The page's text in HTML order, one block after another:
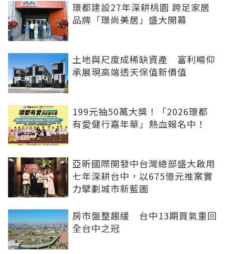
璟都建設27年深耕桃園 跨足家居
品牌「璟尚美居」盛大開幕
土地與尺度成稀缺資產 富利暘仰
承展現高端透天保值新價值
199元抽50萬大獎！「2026璟都
有愛健行嘉年華」熱血報名中！
亞昕國際開發中台灣總部盛大啟用
七年深耕台中，以675億元推案實
力擘劃城市新藍圖
房市盤整趨緩 台中13期買氣重回
全台中之冠